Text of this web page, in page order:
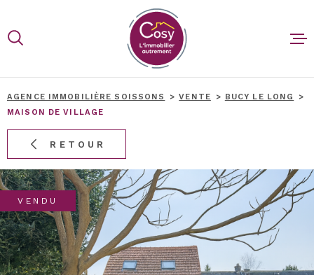
la
menu
contenu
ACCUEIL
VENDRE
BIENS
BLOG
AGENCE IMMOBILIÈRE SOISSONS VENTE
BUCY LE LONG
MAISON DE VILLAGE
RETOUR
VENDU